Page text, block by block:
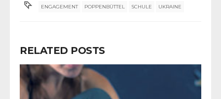
ENGAGEMENT POPPENBÜTTEL SCHULE UKRAINE
RELATED POSTS